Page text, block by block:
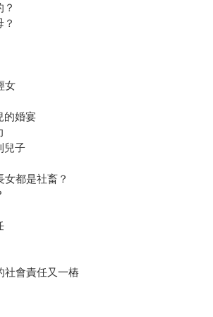
女
的婚宴
兒子
都是社畜？
社會責任又一樁